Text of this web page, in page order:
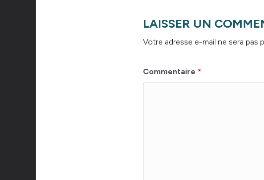
LAISSER UN
Votre adresse e-mail ne sera pas
Commentaire *